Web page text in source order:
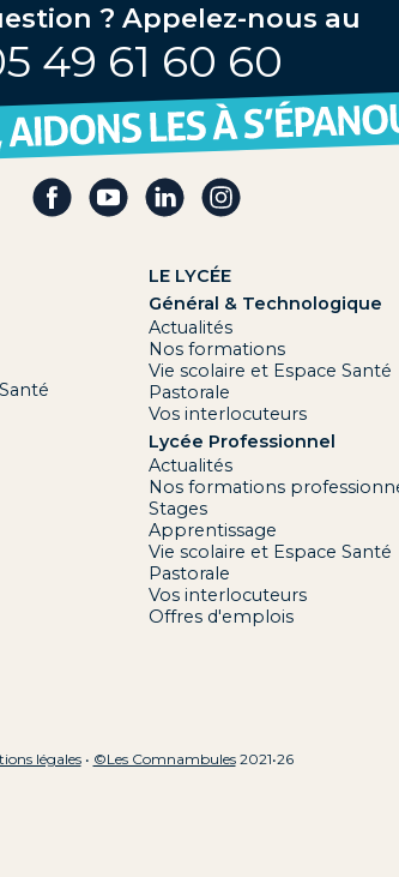
? Appelez-nous au
49 61 60 60
LE LYCÉE
Général & Technologique
Actualités
Nos formations
Vie scolaire et Espace Santé
Pastorale
Vos interlocuteurs
Lycée Professionnel
Actualités
Nos formations
Stages
Apprentissage
Vie scolaire et Espace Santé
Pastorale
Vos interlocuteurs
Offres d'emplois
légales• ©Les Comnambules2021•26